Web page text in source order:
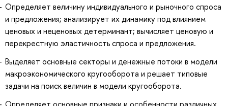
Определяет величину индивидуального и рыночного спроса
и предложения; анализирует их динамику под влиянием
ценовых и неценовых детерминант; вычисляет ценовую и
перекрестную эластичность спроса и предложения.
Выделяет основные секторы и денежные потоки в модели
макроэкономического кругооборота и решает типовые
задачи на поиск величин в модели кругооборота.